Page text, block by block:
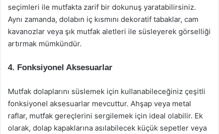
seçimleri ile mutfakta zarif bir dokunuş yaratabilirsiniz.
Aynı zamanda, dolabın iç kısmını dekoratif tabaklar, cam
kavanozlar veya şık mutfak aletleri ile süsleyerek görselliği
artırmak mümkündür.
4. Fonksiyonel Aksesuarlar
Mutfak dolaplarını süslemek için kullanabileceğiniz çeşitli
fonksiyonel aksesuarlar mevcuttur. Ahşap veya metal
raflar, mutfak gereçlerini sergilemek için ideal olabilir. Ek
olarak, dolap kapaklarına asılabilecek küçük sepetler veya